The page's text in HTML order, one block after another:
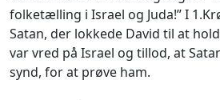
folketælling i Israel og Juda!” I
Satan, der lokkede David til at
var vred på Israel og tillod, at
synd, for at prøve ham.